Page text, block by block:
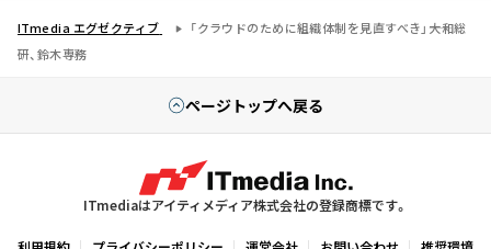
ITmedia エグゼクティブ
「クラウドのために組織体制を見直すべき」――大和総
研、鈴木専務
ページトップへ戻る
ITmediaはアイティメディア株式会社の登録商標です。